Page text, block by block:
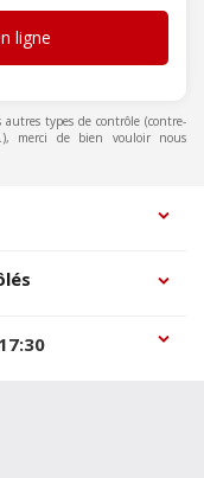
ligne
types de contrôle (contre-
merci de bien vouloir nous